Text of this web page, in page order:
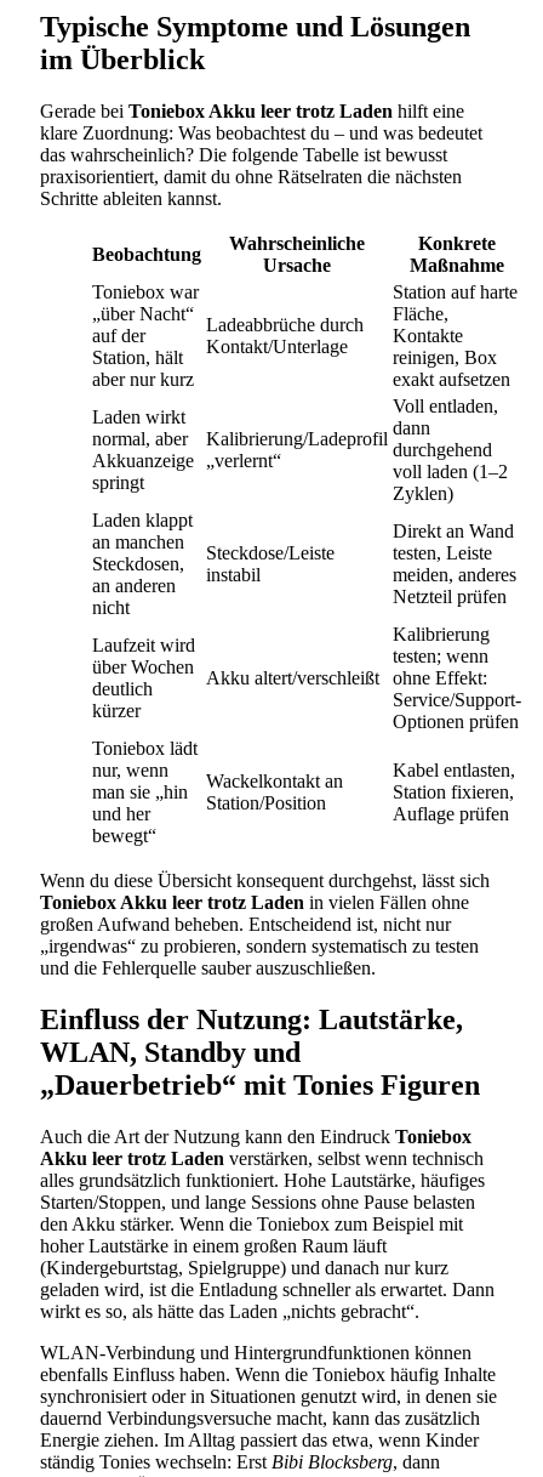
Typische Symptome und Lösungen
im Überblick
Gerade bei Toniebox Akku leer trotz Laden hilft eine
klare Zuordnung: Was beobachtest du – und was bedeutet
das wahrscheinlich? Die folgende Tabelle ist bewusst
praxisorientiert, damit du ohne Rätselraten die nächsten
Schritte ableiten kannst.
Beobachtung
Wahrscheinliche
Ursache
Konkrete
Maßnahme
Toniebox war
„über Nacht“
auf der
Station, hält
aber nur kurz
Ladeabbrüche durch
Kontakt/Unterlage
Station auf harte
Fläche,
Kontakte
reinigen, Box
exakt aufsetzen
Laden wirkt
normal, aber
Akkuanzeige
springt
Kalibrierung/Ladeprofil
„verlernt“
Voll entladen,
dann
durchgehend
voll laden (1–2
Zyklen)
Laden klappt
an manchen
Steckdosen,
an anderen
nicht
Steckdose/Leiste
instabil
Direkt an Wand
testen, Leiste
meiden, anderes
Netzteil prüfen
Laufzeit wird
über Wochen
deutlich
kürzer
Akku altert/verschleißt
Kalibrierung
testen; wenn
ohne Effekt:
Service/Support-
Optionen prüfen
Toniebox lädt
nur, wenn
man sie „hin
und her
bewegt“
Wackelkontakt an
Station/Position
Kabel entlasten,
Station fixieren,
Auflage prüfen
Wenn du diese Übersicht konsequent durchgehst, lässt sich
Toniebox Akku leer trotz Laden in vielen Fällen ohne
großen Aufwand beheben. Entscheidend ist, nicht nur
„irgendwas“ zu probieren, sondern systematisch zu testen
und die Fehlerquelle sauber auszuschließen.
Einfluss der Nutzung: Lautstärke,
WLAN, Standby und
„Dauerbetrieb“ mit Tonies Figuren
Auch die Art der Nutzung kann den Eindruck Toniebox
Akku leer trotz Laden verstärken, selbst wenn technisch
alles grundsätzlich funktioniert. Hohe Lautstärke, häufiges
Starten/Stoppen, und lange Sessions ohne Pause belasten
den Akku stärker. Wenn die Toniebox zum Beispiel mit
hoher Lautstärke in einem großen Raum läuft
(Kindergeburtstag, Spielgruppe) und danach nur kurz
geladen wird, ist die Entladung schneller als erwartet. Dann
wirkt es so, als hätte das Laden „nichts gebracht“.
WLAN-Verbindung und Hintergrundfunktionen können
ebenfalls Einfluss haben. Wenn die Toniebox häufig Inhalte
synchronisiert oder in Situationen genutzt wird, in denen sie
dauernd Verbindungsversuche macht, kann das zusätzlich
Energie ziehen. Im Alltag passiert das etwa, wenn Kinder
ständig Tonies wechseln: Erst Bibi Blocksberg, dann